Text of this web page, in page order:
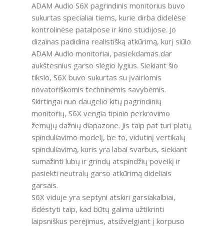
ADAM Audio S6X pagrindinis monitorius buvo
sukurtas specialiai tiems, kurie dirba didelėse
kontrolinėse patalpose ir kino studijose. Jo
dizainas padidina realistišką atkūrimą, kurį siūlo
ADAM Audio monitoriai, pasiekdamas dar
aukštesnius garso slėgio lygius. Siekiant šio
tikslo, S6X buvo sukurtas su įvairiomis
novatoriškomis techninėmis savybėmis.
Skirtingai nuo daugelio kitų pagrindinių
monitorių, S6X vengia tipinio perkrovimo
žemųjų dažnių diapazone. Jis taip pat turi platų
spinduliavimo modelį, be to, vidutinį vertikalų
spinduliavimą, kuris yra labai svarbus, siekiant
sumažinti lubų ir grindų atspindžių poveikį ir
pasiekti neutralų garso atkūrimą dideliais
garsais.
S6X viduje yra septyni atskiri garsiakalbiai,
išdėstyti taip, kad būtų galima užtikrinti
laipsniškus perėjimus, atsižvelgiant į korpuso